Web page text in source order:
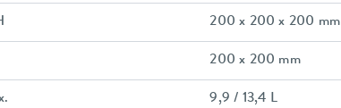
200 x 200 x 200 mm
200 x 200 mm
9,9 / 13,4 L